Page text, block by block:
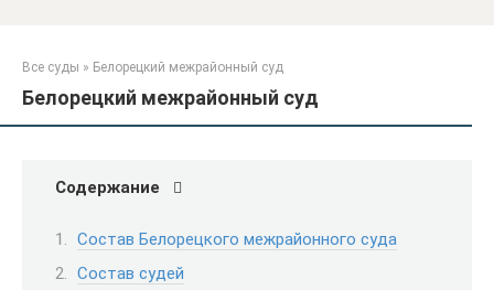
Все суды » Белорецкий межрайонный суд
Белорецкий межрайонный суд
Содержание
Состав Белорецкого межрайонного суда
Состав судей